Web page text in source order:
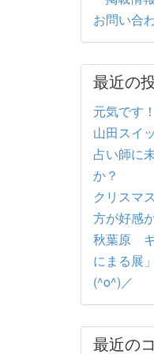
お問い合
最近の
元気です！
山田スイ
占い師に
か？
クリスマ
方が好感
秋葉原
にまる展
(^o^)／
最近の